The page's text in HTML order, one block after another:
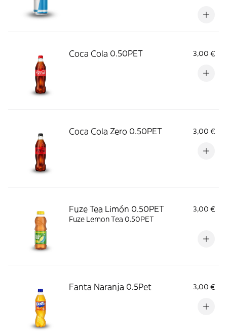
Coca Cola 0.50PET 3,00 €
Coca Cola Zero 0.50PET 3,00 €
Fuze Tea Limón 0.50PET
3,00 €
Fuze Lemon Tea 0.50PET
Fanta Naranja 0.5Pet 3,00 €